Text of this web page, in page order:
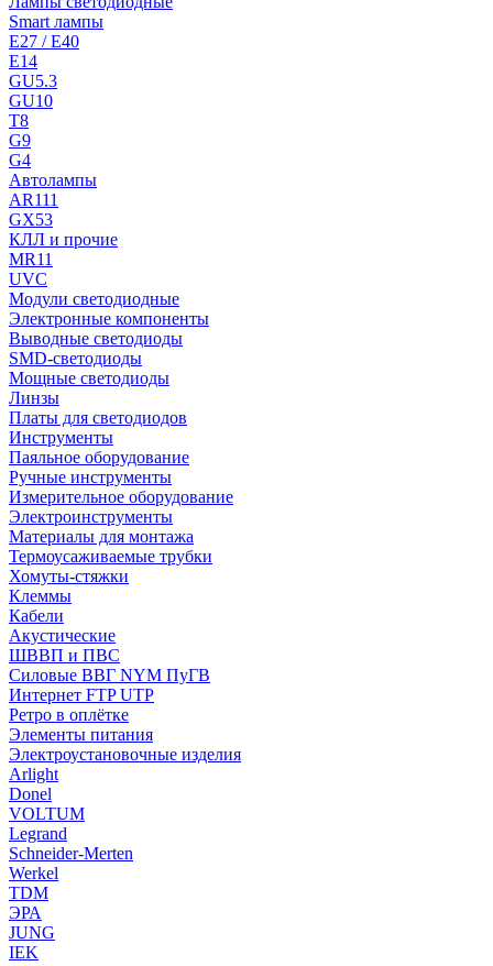
Smart лампы
E27 / E40
E14
GU5.3
GU10
T8
G9
G4
Автолампы
AR111
GX53
КЛЛ и прочие
MR11
UVC
Модули светодиодные
Электронные компоненты
Выводные светодиоды
SMD-светодиоды
Мощные светодиоды
Линзы
Платы для светодиодов
Инструменты
Паяльное оборудование
Ручные инструменты
Измерительное оборудование
Электроинструменты
Материалы для монтажа
Термоусаживаемые трубки
Хомуты-стяжки
Клеммы
Кабели
Акустические
ШВВП и ПВС
Силовые ВВГ NYM ПуГВ
Интернет FTP UTP
Ретро в оплётке
Элементы питания
Электроустановочные изделия
Arlight
Donel
VOLTUM
Legrand
Schneider-Merten
Werkel
TDM
ЭРА
JUNG
IEK